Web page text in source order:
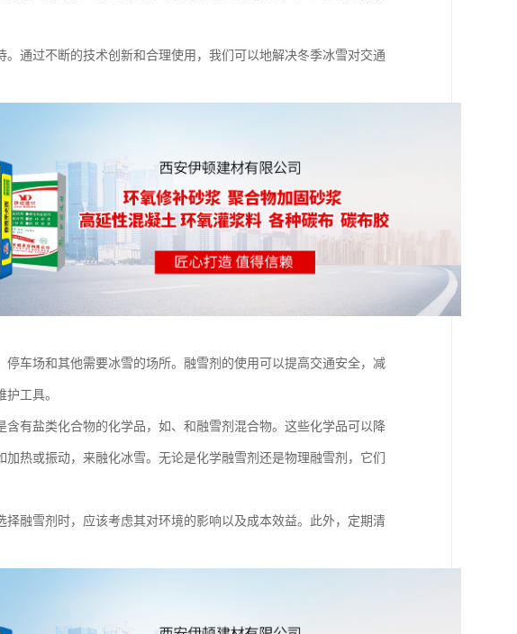
通过不断的技术创新和合理使用，我们可以地解决冬季冰雪对交通
车场和其他需要冰雪的场所。融雪剂的使用可以提高交通安全，减
工具。
有盐类化合物的化学品，如、和融雪剂混合物。这些化学品可以降
热或振动，来融化冰雪。无论是化学融雪剂还是物理融雪剂，它们
融雪剂时，应该考虑其对环境的影响以及成本效益。此外，定期清